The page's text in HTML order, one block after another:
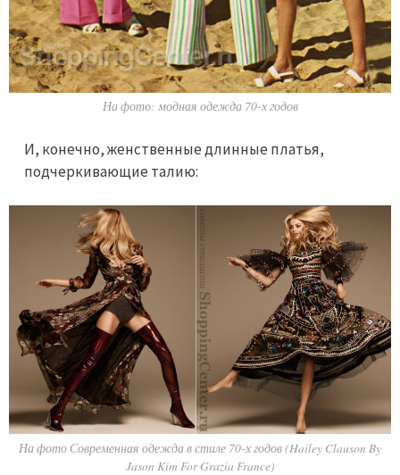
На фото: модная одежда 70-х годов
И, конечно, женственные длинные платья,
подчеркивающие талию:
На фото Современная одежда в стиле 70-х годов (Hailey Clauson By
Jason Kim For Grazia France)